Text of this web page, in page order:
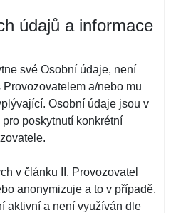
údajů a informace
své Osobní údaje, není
a/nebo mu
Osobní údaje jsou v
poskytnutí konkrétní
v článku II. Provozovatel
anonymizuje a to v případě,
aktivní a není využíván dle